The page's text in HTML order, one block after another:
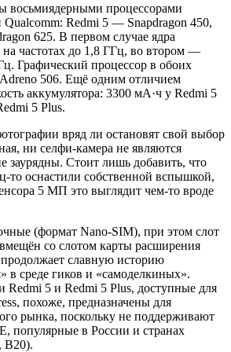
восьмиядерными процессорами
Qualcomm: Redmi 5 — Snapdragon 450,
625. В первом случае ядра
на частотах до 1,8 ГГц, во втором —
Графический процессор в обоих
506. Ещё одним отличием
аккумулятора: 3300 мА·ч у Redmi 5
5 Plus.
вряд ли остановят свой выбор
ни селфи-камера не являются
заурядны. Стоит лишь добавить, что
то оснастили собственной вспышкой,
5 МП это выглядит чем-то вроде
(формат Nano-SIM), при этом слот
со слотом карты расширения
славную историю
в среде гиков и «самоделкиных».
5 и Redmi 5 Plus, доступные для
похоже, предназначены для
рынка, поскольку не поддерживают
популярные в России и странах
B20).